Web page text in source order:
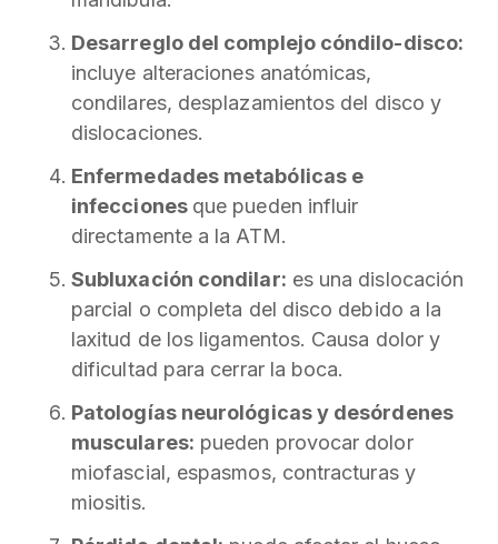
Desarreglo del complejo cóndilo-disco:
incluye alteraciones anatómicas,
condilares, desplazamientos del disco y
dislocaciones.
Enfermedades metabólicas e
infecciones que pueden influir
directamente a la ATM.
Subluxación condilar: es una dislocación
parcial o completa del disco debido a la
laxitud de los ligamentos. Causa dolor y
dificultad para cerrar la boca.
Patologías neurológicas y desórdenes
musculares: pueden provocar dolor
miofascial, espasmos, contracturas y
miositis.